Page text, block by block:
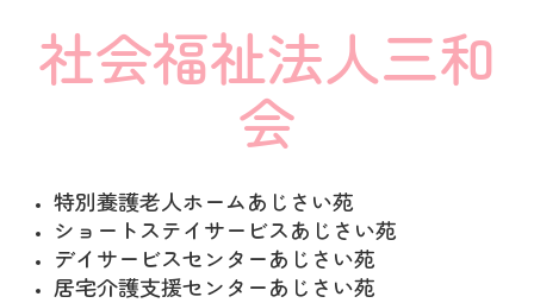
社会福祉法人三和
会
特別養護老人ホームあじさい苑
ショートステイサービスあじさい苑
デイサービスセンターあじさい苑
居宅介護支援センターあじさい苑